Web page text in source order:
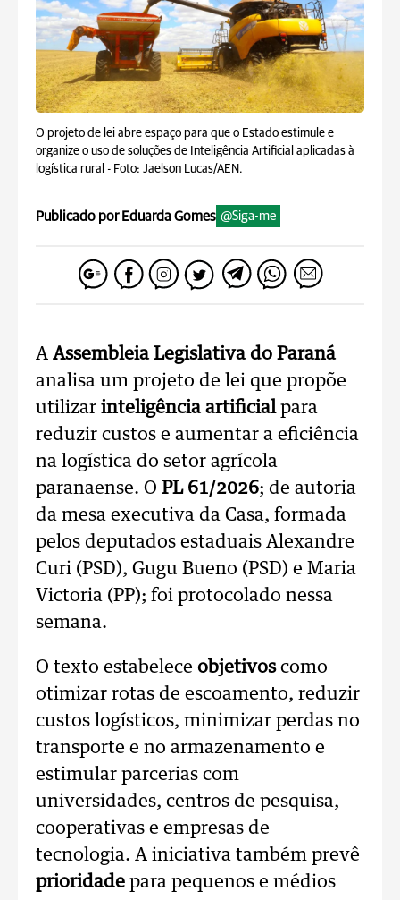
O projeto de lei abre espaço para que o Estado estimule e
organize o uso de soluções de Inteligência Artificial aplicadas à
logística rural - Foto: Jaelson Lucas/AEN.
Publicado por Eduarda Gomes @Siga-me
A Assembleia Legislativa do Paraná
analisa um projeto de lei que propõe
utilizar inteligência artificial para
reduzir custos e aumentar a eficiência
na logística do setor agrícola
paranaense. O PL 61/2026; de autoria
da mesa executiva da Casa, formada
pelos deputados estaduais Alexandre
Curi (PSD), Gugu Bueno (PSD) e Maria
Victoria (PP); foi protocolado nessa
semana.
O texto estabelece objetivoscomo
otimizar rotas de escoamento, reduzir
custos logísticos, minimizar perdas no
transporte e no armazenamento e
estimular parcerias com
universidades, centros de pesquisa,
cooperativas e empresas de
tecnologia. A iniciativa também prevê
prioridade para pequenos e médios